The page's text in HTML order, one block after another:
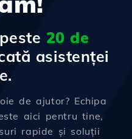
20 de
asistenței
de ajutor? Echipa
aici pentru tine,
rapide și soluții